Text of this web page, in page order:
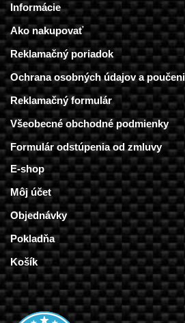
Informácie
Ako nakupovať
Reklamačný poriadok
Ochrana osobných údajov a
Reklamačný formulár
Všeobecné obchodné podmienky
Formulár odstúpenia od zmluvy
E-shop
Môj účet
Objednávky
Pokladňa
Košík